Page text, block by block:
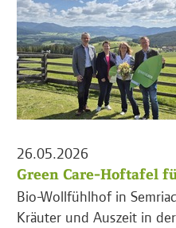
26.05.2026
Green Care-Hoftafel
Bio-Wollfühlhof in
Kräuter und Auszeit in